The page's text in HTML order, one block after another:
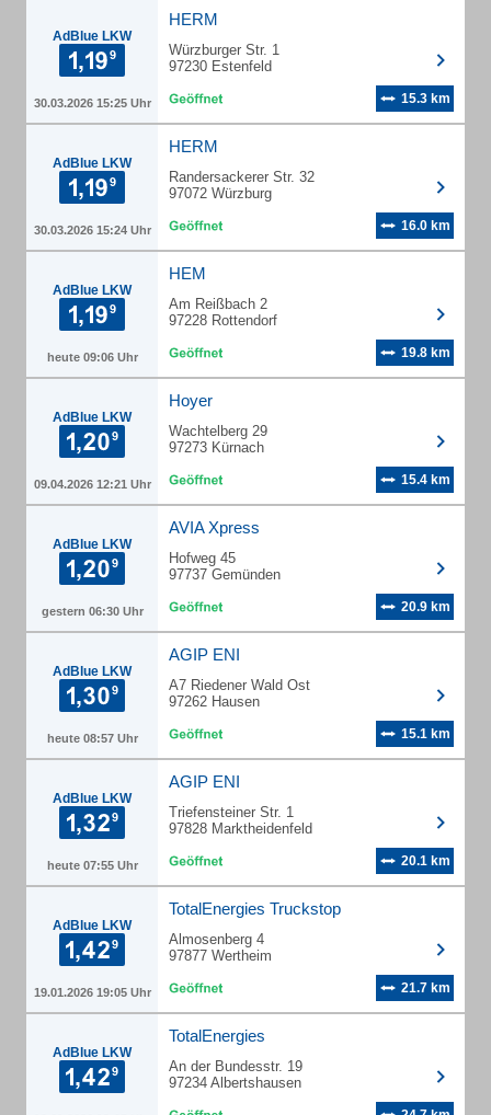
AdBlue LKW
30.03.2026 15:25 Uhr
HERM
Würzburger Str. 1
97230 Estenfeld
15.3 km
AdBlue LKW
30.03.2026 15:24 Uhr
HERM
Randersackerer Str. 32
97072 Würzburg
16.0 km
AdBlue LKW
heute 09:06 Uhr
HEM
Am Reißbach 2
97228 Rottendorf
19.8 km
AdBlue LKW
09.04.2026 12:21 Uhr
Hoyer
Wachtelberg 29
97273 Kürnach
15.4 km
AdBlue LKW
gestern 06:30 Uhr
AVIA Xpress
Hofweg 45
97737 Gemünden
20.9 km
AdBlue LKW
heute 08:57 Uhr
AGIP ENI
A7 Riedener Wald Ost
97262 Hausen
15.1 km
AdBlue LKW
heute 07:55 Uhr
AGIP ENI
Triefensteiner Str. 1
97828 Marktheidenfeld
20.1 km
AdBlue LKW
19.01.2026 19:05 Uhr
TotalEnergies Truckstop
Almosenberg 4
97877 Wertheim
21.7 km
AdBlue LKW
TotalEnergies
An der Bundesstr. 19
97234 Albertshausen